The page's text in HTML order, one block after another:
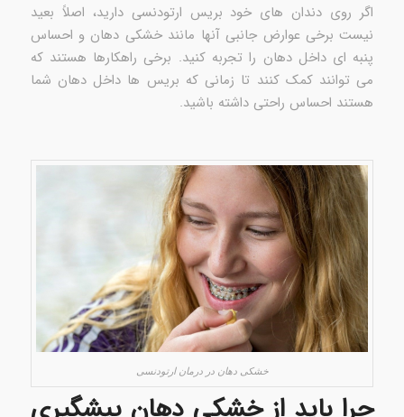
اگر روی دندان های خود بریس ارتودنسی دارید، اصلاً بعید
نیست برخی عوارض جانبی آنها مانند خشکی دهان و احساس
پنبه ای داخل دهان را تجربه کنید. برخی راهکارها هستند که
می توانند کمک کنند تا زمانی که بریس ها داخل دهان شما
هستند احساس راحتی داشته باشید.
خشکی دهان در درمان ارتودنسی